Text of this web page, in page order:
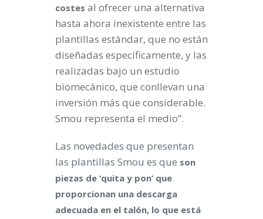
costes al ofrecer una alternativa
hasta ahora inexistente entre las
plantillas estándar, que no están
diseñadas específicamente, y las
realizadas bajo un estudio
biomecánico, que conllevan una
inversión más que considerable.
Smou representa el medio”.
Las novedades que presentan
las plantillas Smou es que son
piezas de ‘quita y pon’ que
proporcionan una descarga
adecuada en el talón, lo que está